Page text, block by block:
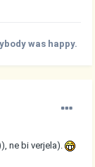
was happy.
ne bi verjela).